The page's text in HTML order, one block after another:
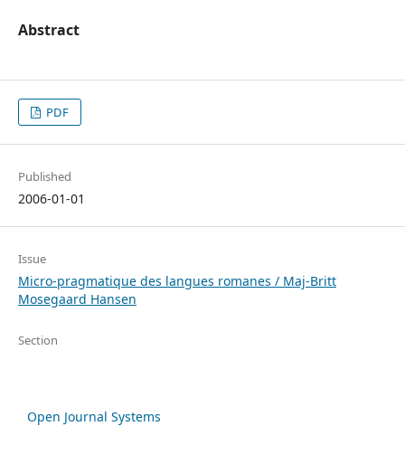
Abstract
PDF
Published
2006-01-01
Issue
Micro-pragmatique des langues romanes / Maj-Britt
Mosegaard Hansen
Section
Open Journal Systems